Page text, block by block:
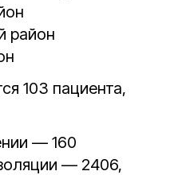
район
103 пациента,
— 160
— 2406,